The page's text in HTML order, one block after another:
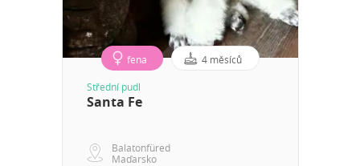
fena 4 měsíců
Střední pudl
Santa Fe
Balatonfüred
Maďarsko